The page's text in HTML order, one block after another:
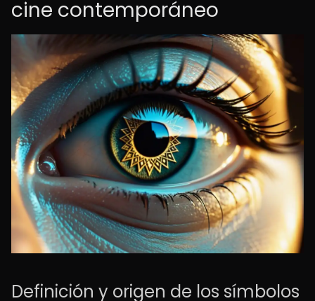
cine contemporáneo
Definición y origen de los símbolos